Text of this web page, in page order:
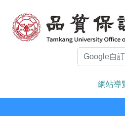
網站導